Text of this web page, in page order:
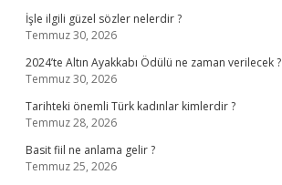
İşle ilgili güzel sözler nelerdir ?
Temmuz 30, 2026
2024’te Altın Ayakkabı Ödülü ne zaman verilecek ?
Temmuz 30, 2026
Tarihteki önemli Türk kadınlar kimlerdir ?
Temmuz 28, 2026
Basit fiil ne anlama gelir ?
Temmuz 25, 2026